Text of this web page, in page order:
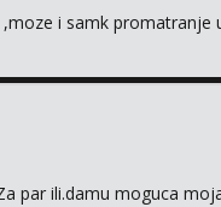
i samk promatranje
par ili.damu moguca